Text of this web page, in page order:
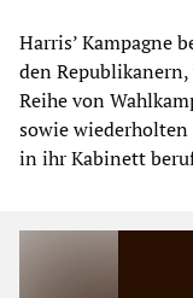
Harris’ Kampagne
den
Reihe von
sowie wiederholten
in ihr Kabinett